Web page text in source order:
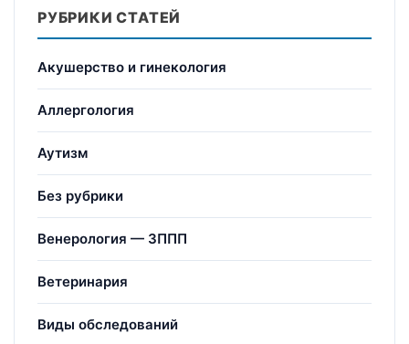
РУБРИКИ СТАТЕЙ
Акушерство и гинекология
Аллергология
Аутизм
Без рубрики
Венерология — ЗППП
Ветеринария
Виды обследований